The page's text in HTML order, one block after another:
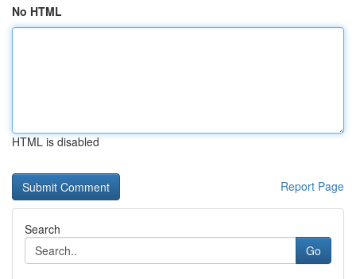
No HTML
HTML is disabled
Report Page
Search
Go